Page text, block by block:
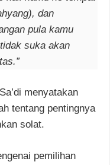
dan
pula kamu
suka akan
menyatakan
tentang pentingnya
solat.
pemilihan